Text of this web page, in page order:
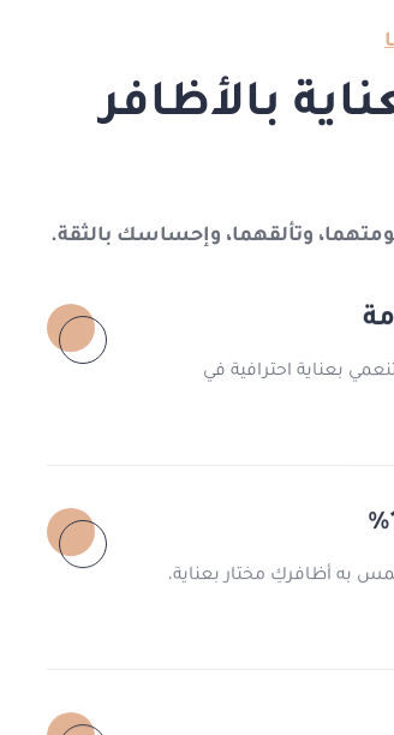
بالأظافر
وتألقهما، وإحساسك بالثقة.
بعناية احترافية في
به أظافركِ مختار بعناية،